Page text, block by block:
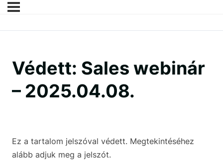
Védett: Sales webinár
– 2025.04.08.
Ez a tartalom jelszóval védett. Megtekintéséhez
alább adjuk meg a jelszót.